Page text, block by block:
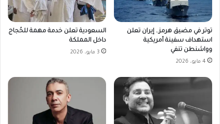
توتر في مضيق هرمز.. إيران تعلن
استهداف سفينة أمريكية
وواشنطن تنفي
4 مايو، 2026
السعودية تعلن خدمة مهمة للحُجاج
داخل المملكة
3 مايو، 2026